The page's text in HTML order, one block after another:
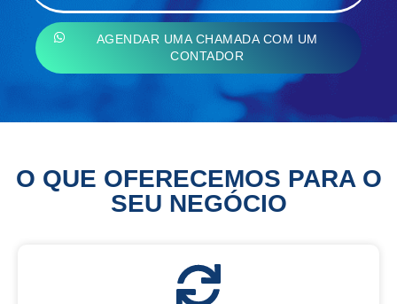
AGENDAR UMA CHAMADA COM UM
CONTADOR
O QUE OFERECEMOS PARA O
SEU NEGÓCIO